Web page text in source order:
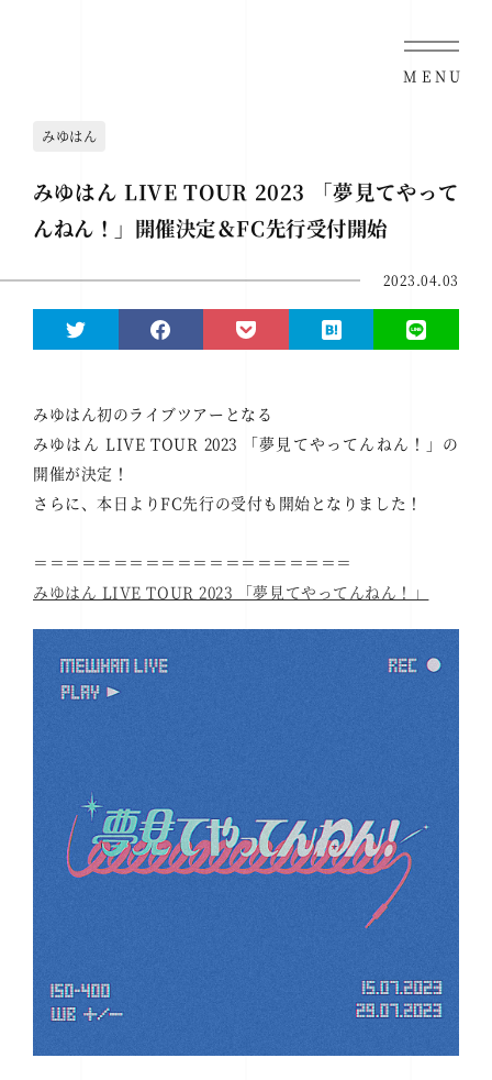
MENU
みゆはん
みゆはん LIVE TOUR 2023 「夢見てやって
んねん！」開催決定＆FC先行受付開始
2023.04.03
みゆはん初のライブツアーとなる
みゆはん LIVE TOUR 2023 「夢見てやってんねん！」の
開催が決定！
さらに、本日よりFC先行の受付も開始となりました！
＝＝＝＝＝＝＝＝＝＝＝＝＝＝＝＝＝＝＝＝
みゆはん LIVE TOUR 2023 「夢見てやってんねん！」